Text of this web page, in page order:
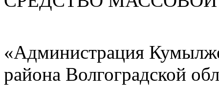
«Администрация
района Волгоградской